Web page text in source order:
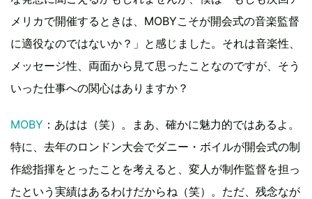
メリカで開催するときは、MOBYこそが開会式の音楽監督
に適役なのではないか？」と感じました。それは音楽性、
メッセージ性、両面から見て思ったことなのですが、そう
いった仕事への関心はありますか？
MOBY ：あはは（笑）。まあ、確かに魅力的ではあるよ。
特に、去年のロンドン大会でダニー・ボイルが開会式の制
作総指揮をとったことを考えると、変人が制作監督を担っ
たという実績はあるわけだからね（笑）。ただ、残念なが